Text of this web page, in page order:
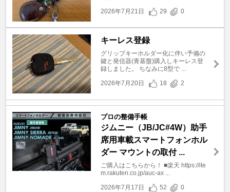
2026年7月21日
29 0
キーレス登録
グリップキーホルダー化に伴い予備の
鍵と発信器(青基盤)購入しキーレス登
録しました。 ちなみに8型で ...
2026年7月20日
18 2
プロの整備手帳
ジムニー（JB/JC#4W）助手
席用車載スマートフォンホル
ダー マウントの取付 ...
ご購入はこちらから！ ■楽天 https://ite
m.rakuten.co.jp/auc-ax ...
2026年7月17日
52 0